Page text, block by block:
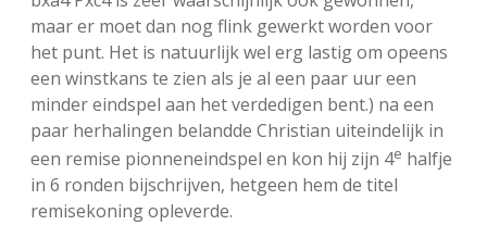
maar er moet dan nog flink gewerkt worden voor
het punt. Het is natuurlijk wel erg lastig om opeens
een winstkans te zien als je al een paar uur een
minder eindspel aan het verdedigen bent.) na een
paar herhalingen belandde Christian uiteindelijk in
een remise pionneneindspel en kon hij zijn 4e halfje
in 6 ronden bijschrijven, hetgeen hem de titel
remisekoning opleverde.